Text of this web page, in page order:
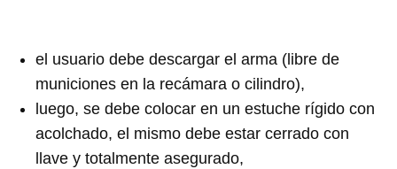
el usuario debe descargar el arma (libre de
municiones en la recámara o cilindro),
luego, se debe colocar en un estuche rígido con
acolchado, el mismo debe estar cerrado con
llave y totalmente asegurado,